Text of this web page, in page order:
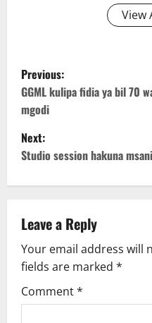
View
P
o
s
t
n
a
v
i
g
Previous:
GGML kulipa fidia ya bil 70
mgodi
Next:
Studio session hakuna
Leave a Reply
Your email address will
fields are marked *
Comment*